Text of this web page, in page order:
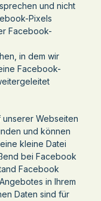
und nicht
Pixels
Facebook-
in dem wir
Facebook-
Webseiten
und können
kleine Datei
bei Facebook
Facebook
in Ihrem
Daten sind für